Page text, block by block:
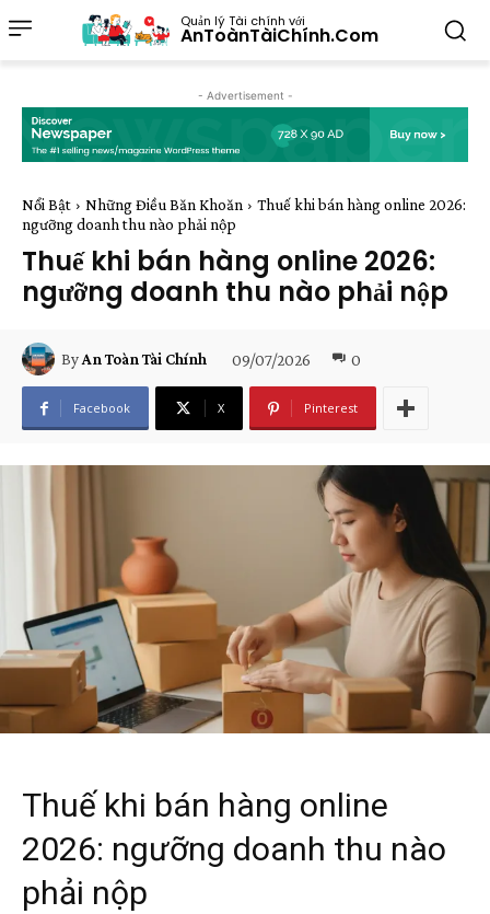
Quản lý Tài chính với
AnToànTàiChính.Com
- Advertisement -
Nổi Bật Những Điều Băn Khoăn
Thuế khi bán hàng online 2026:
ngưỡng doanh thu nào phải nộp
Thuế khi bán hàng online 2026:
ngưỡng doanh thu nào phải nộp
ByAn Toàn Tài Chính 09/07/2026 0
Facebook X Pinterest
Thuế khi bán hàng online
2026: ngưỡng doanh thu nào
phải nộp